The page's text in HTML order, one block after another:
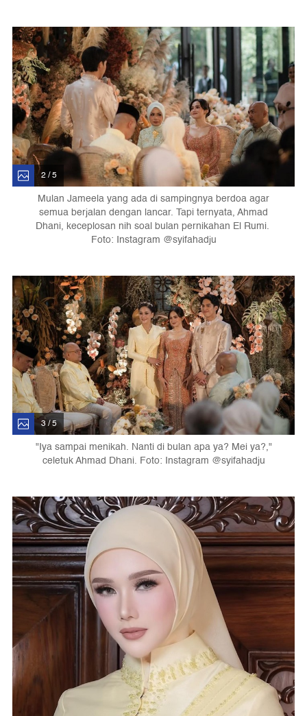
2 / 5
Mulan Jameela yang ada di sampingnya berdoa agar
semua berjalan dengan lancar. Tapi ternyata, Ahmad
Dhani, keceplosan nih soal bulan pernikahan El Rumi.
Foto: Instagram @syifahadju
3 / 5
"Iya sampai menikah. Nanti di bulan apa ya? Mei ya?,"
celetuk Ahmad Dhani. Foto: Instagram @syifahadju